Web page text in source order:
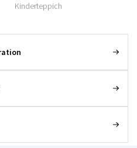
Kinderteppich